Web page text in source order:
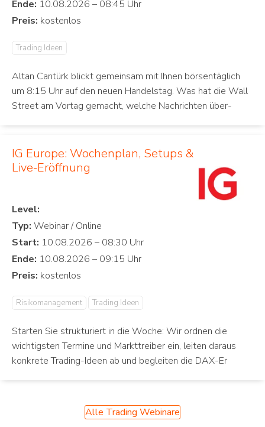
Ende:
Preis:
Trading Ideen
Altan Cantürk blickt gemeinsam mit Ihnen börsentäglich
um 8:15 Uhr auf den neuen Handelstag. Was hat die Wall
Street am Vortag gemacht, welche Nachrichten über-
IG Europe: Wochenplan, Setups &
Live-Eröffnung
Level:
Typ:
Start:
Ende:
Preis:
Risikomanagement Trading Ideen
Starten Sie strukturiert in die Woche: Wir ordnen die
wichtigsten Termine und Markttreiber ein, leiten daraus
konkrete Trading-Ideen ab und begleiten die DAX-Er
Alle Trading Webinare